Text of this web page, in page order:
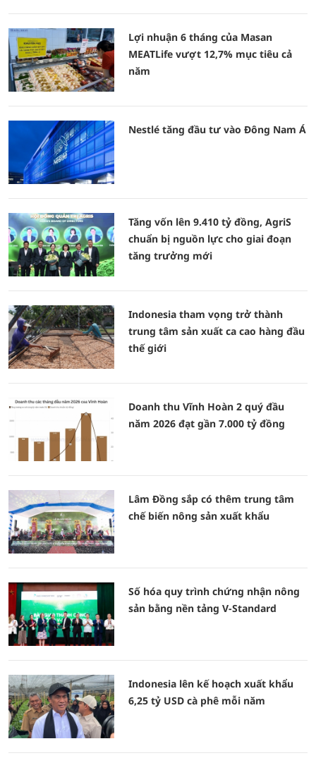
Lợi nhuận 6 tháng của Masan
MEATLife vượt 12,7% mục tiêu cả
năm
Nestlé tăng đầu tư vào Đông Nam Á
Tăng vốn lên 9.410 tỷ đồng, AgriS
chuẩn bị nguồn lực cho giai đoạn
tăng trưởng mới
Indonesia tham vọng trở thành
trung tâm sản xuất ca cao hàng đầu
thế giới
Doanh thu Vĩnh Hoàn 2 quý đầu
năm 2026 đạt gần 7.000 tỷ đồng
Lâm Đồng sắp có thêm trung tâm
chế biến nông sản xuất khẩu
Số hóa quy trình chứng nhận nông
sản bằng nền tảng V-Standard
Indonesia lên kế hoạch xuất khẩu
6,25 tỷ USD cà phê mỗi năm